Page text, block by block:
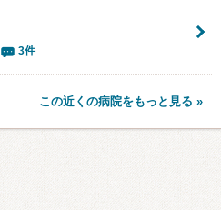
3件
この近くの病院をもっと見る »